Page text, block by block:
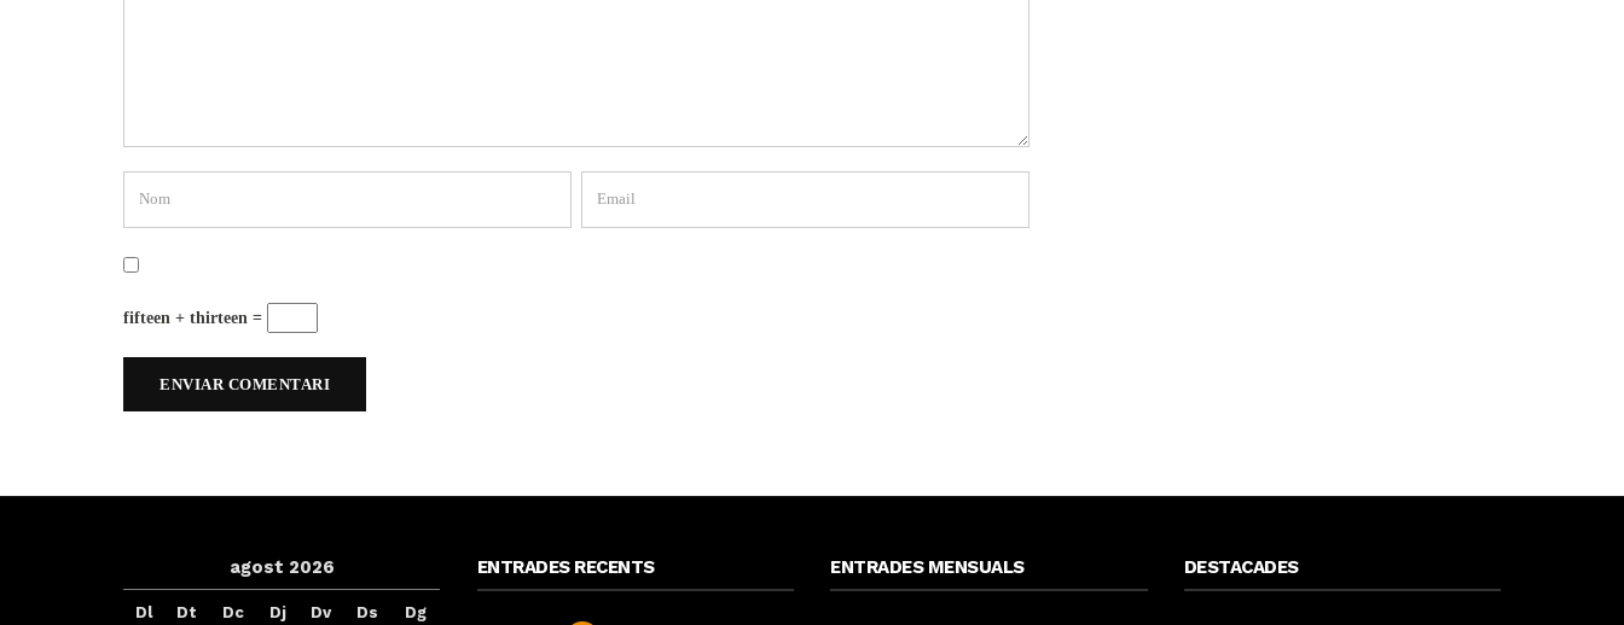
fifteen + thirteen =
agost 2026
Dl Dt Dc Dj Dv Ds Dg
ENTRADES RECENTS ENTRADES MENSUALS DESTACADES